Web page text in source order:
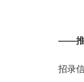
——推
招录